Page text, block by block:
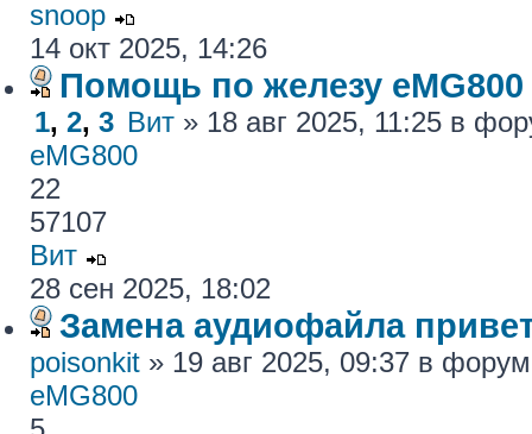
snoop
14 окт 2025, 14:26
Помощь по железу eMG800
1, 2, 3 Вит » 18 авг 2025, 11:25 в
eMG800
22
57107
Вит
28 сен 2025, 18:02
Замена аудиофайла
poisonkit » 19 авг 2025, 09:37 в
eMG800